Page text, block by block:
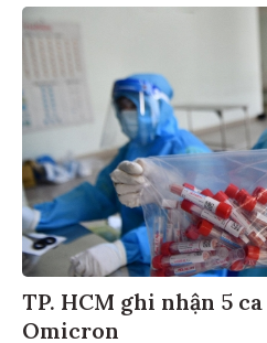
TP. HCM ghi nhận 5
Omicron